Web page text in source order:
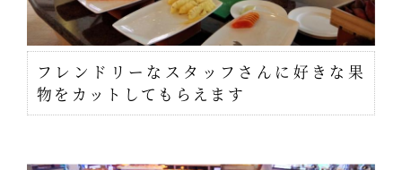
フレンドリーなスタッフさんに好きな果
物をカットしてもらえます